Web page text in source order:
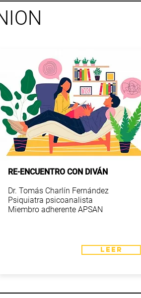
RE-ENCUENTRO CON DIVÁN
Dr. Tomás Charlín Fernández
Psiquiatra psicoanalista
Miembro adherente APSAN
LEER